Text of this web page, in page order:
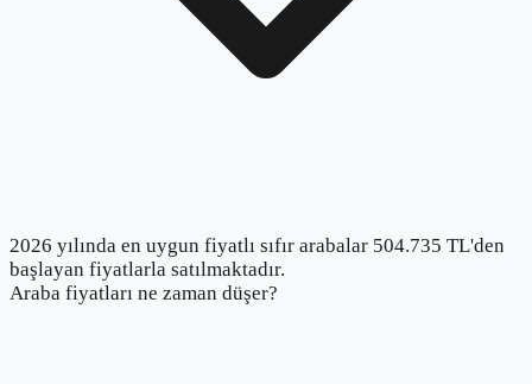
2026 yılında en uygun fiyatlı sıfır arabalar 504.735 TL'den
başlayan fiyatlarla satılmaktadır.
Araba fiyatları ne zaman düşer?